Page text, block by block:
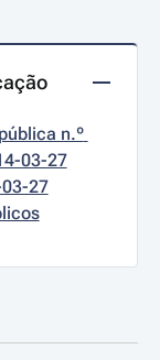
n.º
03-27
27